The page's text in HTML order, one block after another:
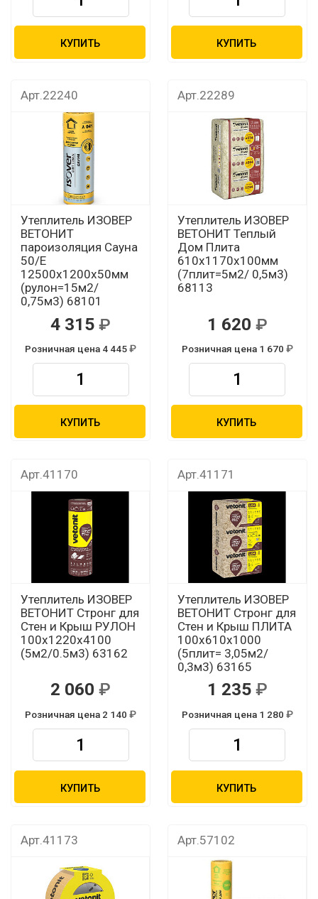
КУПИТЬ КУПИТЬ
Арт.22240
Утеплитель ИЗОВЕР
ВЕТОНИТ
пароизоляция Сауна
50/Е
12500х1200х50мм
(рулон=15м2/
0,75м3) 68101
4 315
Розничная цена 4 445
КУПИТЬ
Арт.22289
Утеплитель ИЗОВЕР
ВЕТОНИТ Теплый
Дом Плита
610х1170х100мм
(7плит=5м2/ 0,5м3)
68113
1 620
Розничная цена 1 670
КУПИТЬ
Арт.41170
Утеплитель ИЗОВЕР
ВЕТОНИТ Стронг для
Стен и Крыш РУЛОН
100х1220х4100
(5м2/0.5м3) 63162
2 060
Розничная цена 2 140
КУПИТЬ
Арт.41171
Утеплитель ИЗОВЕР
ВЕТОНИТ Стронг для
Стен и Крыш ПЛИТА
100х610х1000
(5плит= 3,05м2/
0,3м3) 63165
1 235
Розничная цена 1 280
КУПИТЬ
Арт.41173 Арт.57102